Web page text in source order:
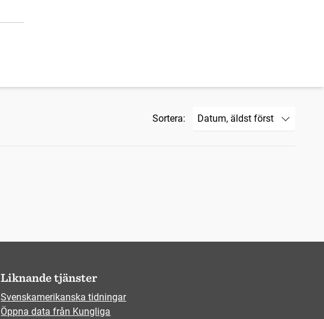
Sortera:
Liknande tjänster
Svenskamerikanska tidningar
Öppna data från Kungliga